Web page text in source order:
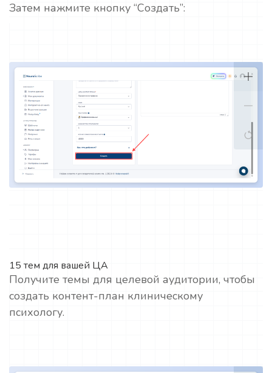
Затем нажмите кнопку “Создать”:
15 тем для вашей ЦА
Получите темы для целевой аудитории, чтобы
создать контент-план клиническому
психологу.